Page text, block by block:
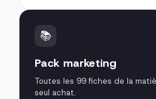
📚
Pack marketing
Toutes les 99 fiches de la
seul achat.